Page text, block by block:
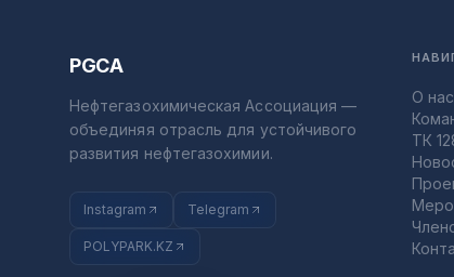
PGCA
Нефтегазохимическая Ассоциация —
объединяя отрасль для устойчивого
развития нефтегазохимии.
Instagram Telegram
POLYPARK.KZ
О нас
ТК